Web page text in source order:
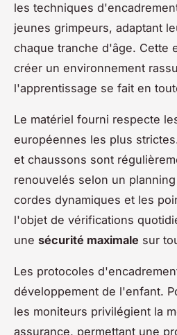
les techniques
jeunes grimpeurs, adaptant
chaque tranche d'âge. Cette
créer un environnement
l'apprentissage se fait en
Le matériel fourni respecte
européennes les plus
et chaussons sont
renouvelés selon un
cordes dynamiques et les
l'objet de vérifications
une sécurité maximale sur
Les protocoles
développement de l'enfant.
les moniteurs privilégient la
assurance, permettant une